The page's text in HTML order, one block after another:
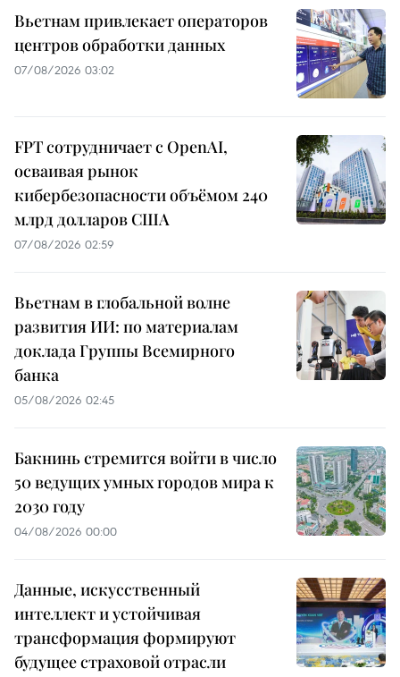
Вьетнам привлекает операторов
центров обработки данных
07/08/2026 03:02
FPT сотрудничает с OpenAI,
осваивая рынок
кибербезопасности объёмом 240
млрд долларов США
07/08/2026 02:59
Вьетнам в глобальной волне
развития ИИ: по материалам
доклада Группы Всемирного
банка
05/08/2026 02:45
Бакнинь стремится войти в число
50 ведущих умных городов мира к
2030 году
04/08/2026 00:00
Данные, искусственный
интеллект и устойчивая
трансформация формируют
будущее страховой отрасли